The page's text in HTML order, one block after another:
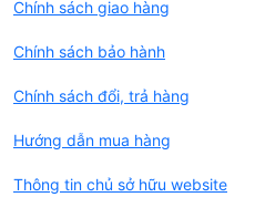
Chính sách giao hàng
Chính sách bảo hành
Chính sách đổi, trả hàng
Hướng dẫn mua hàng
Thông tin chủ sở hữu website